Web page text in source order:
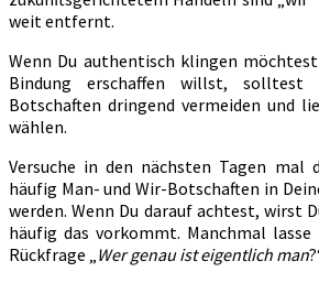
weit entfernt.
Wenn Du authentisch klingen
Bindung erschaffen willst,
Botschaften dringend vermeiden und
wählen.
Versuche in den nächsten Tagen mal
häufig Man- und Wir-Botschaften in
werden. Wenn Du darauf achtest, wirst
häufig das vorkommt. Manchmal
Rückfrage „Wer genau ist eigentlich man